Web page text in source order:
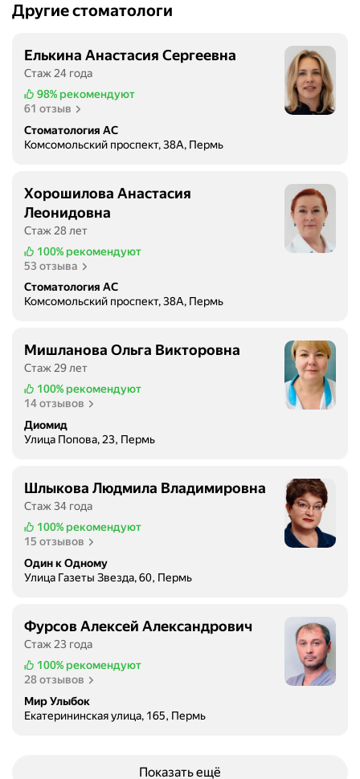
Другие стоматологи
Елькина Анастасия Сергеевна
Стаж 24 года
98% рекомендуют
61 отзыв
Стоматология АС
Комсомольский проспект, 38А, Пермь
Хорошилова Анастасия
Леонидовна
Стаж 28 лет
100% рекомендуют
53 отзыва
Стоматология АС
Комсомольский проспект, 38А, Пермь
Мишланова Ольга Викторовна
Стаж 29 лет
100% рекомендуют
14 отзывов
Диомид
Улица Попова, 23, Пермь
Шлыкова Людмила Владимировна
Стаж 34 года
100% рекомендуют
15 отзывов
Один к Одному
Улица Газеты Звезда, 60, Пермь
Фурсов Алексей Александрович
Стаж 23 года
100% рекомендуют
28 отзывов
Мир Улыбок
Екатерининская улица, 165, Пермь
Показать ещё